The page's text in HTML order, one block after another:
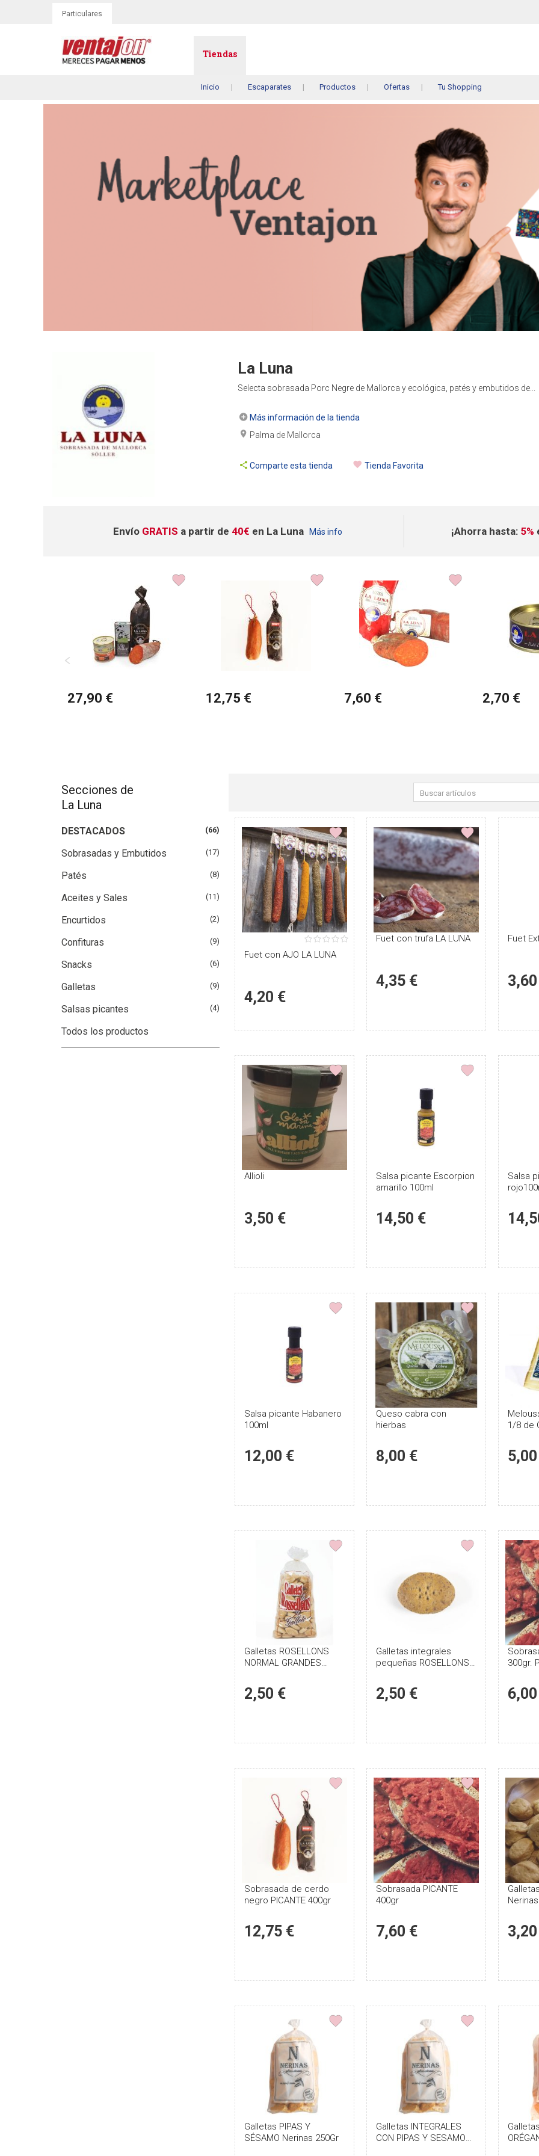
Particulares
Tiendas
Inicio Escaparates Productos Ofertas Tu Shopping
La Luna
Selecta sobrasada Porc Negre de Mallorca y ecológica, patés y embutidos de...
Más información de la tienda
Palma de Mallorca
Comparte esta tienda Tienda Favorita
Envío GRATIS a partir de 40€ en La Luna Más info ¡Ahorra hasta: 5%
27,90 € 12,75 € 7,60 € 2,70 €
Secciones de
La Luna
DESTACADOS (66)
Sobrasadas y Embutidos (17)
Patés (8)
Aceites y Sales (11)
Encurtidos (2)
Confituras (9)
Snacks (6)
Galletas (9)
Salsas picantes (4)
Todos los productos
Buscar
productos:
Puntúe
el
1 estrellas
2 estrellas
3 estrellas
4 estrellas
5 estrellas
Fuet con AJO LA LUNA
4,20 €
Allioli
3,50 €
Puntúe
Salsa picante Habanero
100ml
12,00 €
Puntúe
el
Galletas ROSELLONS
NORMAL GRANDES
2,50 €
Puntúe
el
Sobrasada de cerdo
negro PICANTE 400gr
12,75 €
Puntúe
el
Galletas PIPAS Y
SÉSAMO Nerinas 250Gr
Puntúe
Fuet con trufa LA LUNA
4,35 €
Puntúe
Salsa picante Escorpion
amarillo 100ml
14,50 €
Puntúe
Queso cabra con
hierbas
8,00 €
Puntúe
el
Galletas integrales
pequeñas ROSELLONS
2,50 €
Puntúe
Sobrasada PICANTE
400gr
7,60 €
Puntúe
el
Galletas INTEGRALES
CON PIPAS Y SESAMO
Fuet
Salsa
1/8 de
300gr.